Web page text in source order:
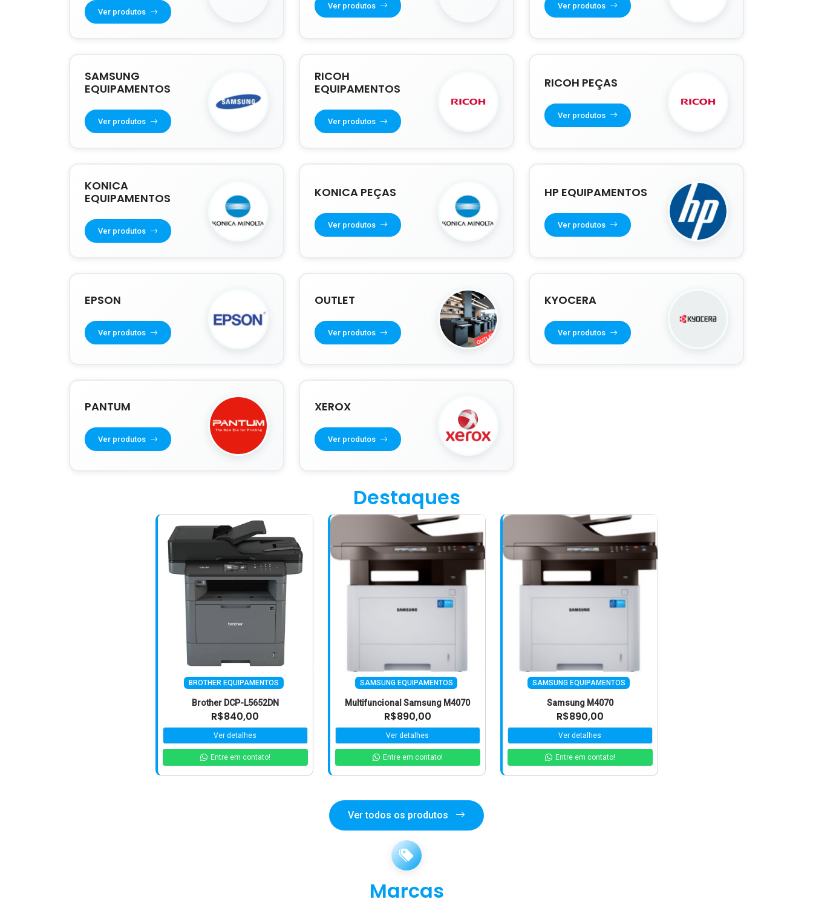
Ver produtos
Ver produtos Ver produtos
SAMSUNG
EQUIPAMENTOS
Ver produtos
RICOH
EQUIPAMENTOS
Ver produtos
RICOH PEÇAS
Ver produtos
KONICA
EQUIPAMENTOS
Ver produtos
KONICA PEÇAS
Ver produtos
HP EQUIPAMENTOS
Ver produtos
EPSON
Ver produtos
OUTLET
Ver produtos
KYOCERA
Ver produtos
PANTUM
Ver produtos
XEROX
Ver produtos
Destaques
BROTHER EQUIPAMENTOS
Brother DCP-L5652DN
R$840,00
Ver detalhes
Entre em contato!
SAMSUNG EQUIPAMENTOS
Multifuncional Samsung M4070
R$890,00
Ver detalhes
Entre em contato!
SAMSUNG EQUIPAMENTOS
Samsung M4070
R$890,00
Ver detalhes
Entre em contato!
Ver todos os produtos
Marcas